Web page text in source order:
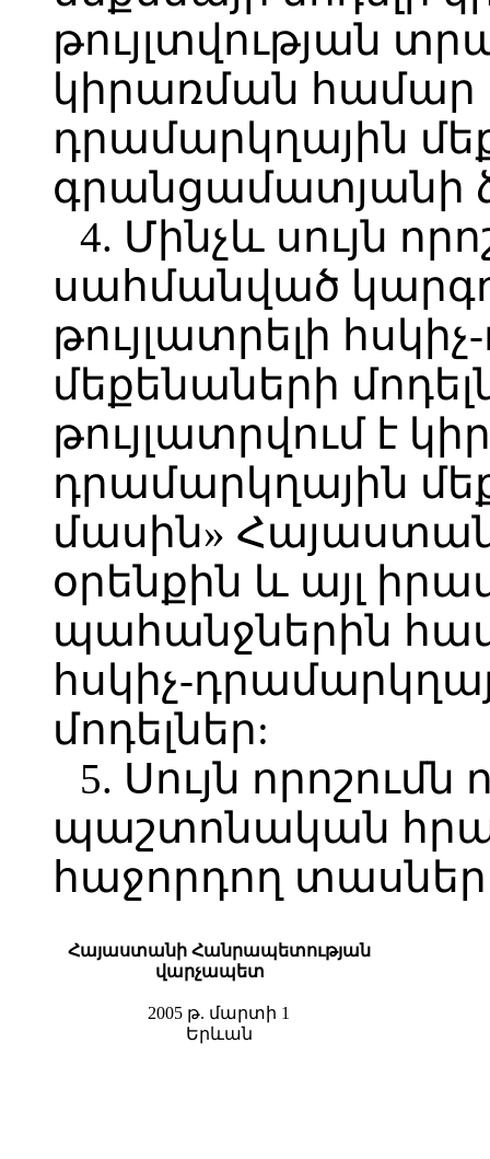
թույլտվության
կիրառման համար
դրամարկղային
գրանցամատյանի
4. Մինչև սույն
սահմանված
թույլատրելի
մեքենաների
թույլատրվում է
դրամարկղային
մասին»
օրենքին և այլ
պահանջներին
հսկիչ-
մոդելներ:
5. Սույն որոշումն
պաշտոնական
հաջորդող
Հայաստանի Հանրապետության
վարչապետ
2005 թ. մարտի 1
Երևան